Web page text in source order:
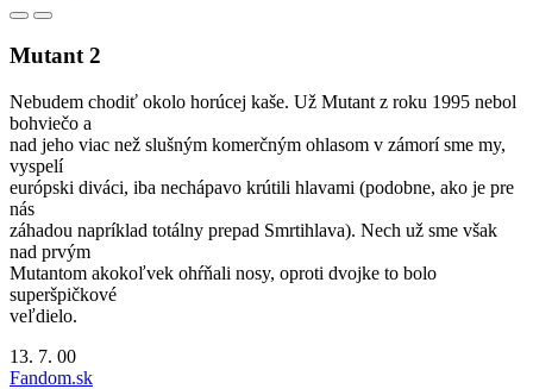
Mutant 2
Nebudem chodiť okolo horúcej kaše. Už Mutant z roku 1995 nebol
bohviečo a
nad jeho viac než slušným komerčným ohlasom v zámorí sme my,
vyspelí
európski diváci, iba nechápavo krútili hlavami (podobne, ako je pre
nás
záhadou napríklad totálny prepad Smrtihlava). Nech už sme však
nad prvým
Mutantom akokoľvek ohŕňali nosy, oproti dvojke to bolo
superšpičkové
veľdielo.
13. 7. 00
Fandom.sk